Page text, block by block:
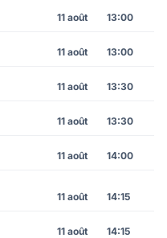
11 août 13:00
11 août 13:00
11 août 13:30
11 août 13:30
11 août 14:00
11 août 14:15
11 août 14:15